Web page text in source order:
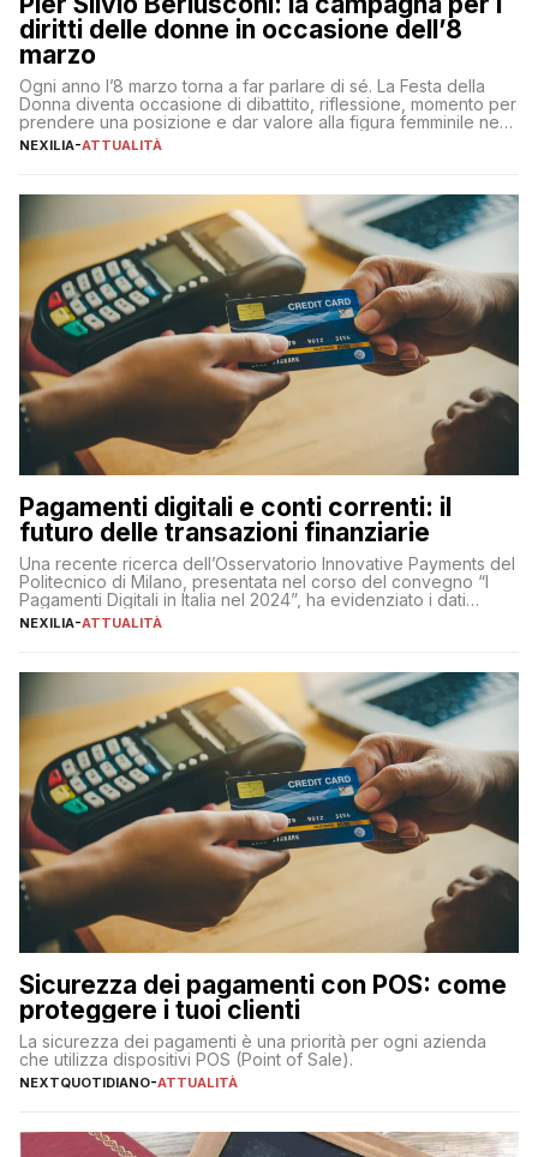
diritti delle donne in occasione dell’8
marzo
Ogni anno l’8 marzo torna a far parlare di sé. La Festa della
Donna diventa occasione di dibattito, riflessione, momento per
prendere una posizione e dar valore alla figura femminile nella
sua complessità e crucialità. A lanciare un messaggio “forte e
NEXILIA-ATTUALITÀ
Pagamenti digitali e conti correnti: il
futuro delle transazioni finanziarie
Una recente ricerca dell’Osservatorio Innovative Payments del
Politecnico di Milano, presentata nel corso del convegno “I
Pagamenti Digitali in Italia nel 2024”, ha evidenziato i dati
definitivi del primo semestre 2024 relativamente alle
NEXILIA-ATTUALITÀ
Sicurezza dei pagamenti con POS: come
proteggere i tuoi clienti
La sicurezza dei pagamenti è una priorità per ogni azienda
che utilizza dispositivi POS (Point of Sale).
NEXTQUOTIDIANO-ATTUALITÀ